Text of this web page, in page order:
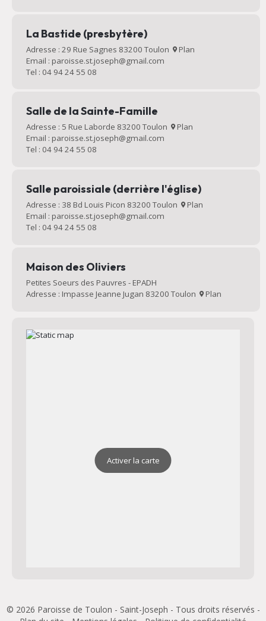
La Bastide (presbytère)
Adresse : 29 Rue Sagnes 83200 Toulon
Plan
Email : paroisse.st.joseph@gmail.com
Tel : 04 94 24 55 08
Salle de la Sainte-Famille
Adresse : 5 Rue Laborde 83200 Toulon
Plan
Email : paroisse.st.joseph@gmail.com
Tel : 04 94 24 55 08
Salle paroissiale (derrière l'église)
Adresse : 38 Bd Louis Picon 83200 Toulon
Plan
Email : paroisse.st.joseph@gmail.com
Tel : 04 94 24 55 08
Maison des Oliviers
Petites Soeurs des Pauvres - EPADH
Adresse : Impasse Jeanne Jugan 83200 Toulon
Plan
Activer la carte
© 2026 Paroisse de Toulon - Saint-Joseph - Tous droits réservés -